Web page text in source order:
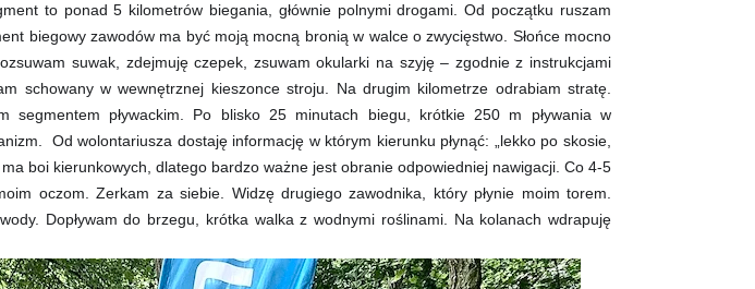
to ponad 5 kilometrów biegania, głównie polnymi drogami. Od początku ruszam
biegowy zawodów ma być moją mocną bronią w walce o zwycięstwo. Słońce mocno
suwak, zdejmuję czepek, zsuwam okularki na szyję – zgodnie z instrukcjami
schowany w wewnętrznej kieszonce stroju. Na drugim kilometrze odrabiam stratę.
segmentem pływackim. Po blisko 25 minutach biegu, krótkie 250 m pływania w
Od wolontariusza dostaję informację w którym kierunku płynąć: „lekko po skosie,
boi kierunkowych, dlatego bardzo ważne jest obranie odpowiedniej nawigacji. Co 4-5
oczom. Zerkam za siebie. Widzę drugiego zawodnika, który płynie moim torem.
Dopływam do brzegu, krótka walka z wodnymi roślinami. Na kolanach wdrapuję